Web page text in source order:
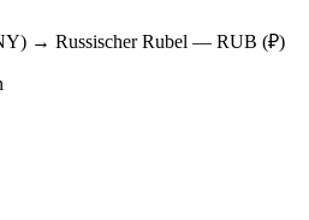
→ Russischer Rubel — RUB (₽)